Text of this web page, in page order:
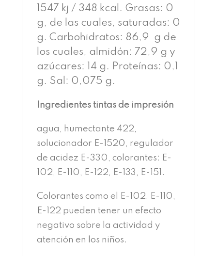
1547 kj / 348 kcal. Grasas: 0
g, de las cuales, saturadas: 0
g. Carbohidratos: 86,9 g de
los cuales, almidón: 72,9 g y
azúcares: 14 g. Proteínas: 0,1
g. Sal: 0,075 g.
Ingredientes tintas de impresión
agua, humectante 422,
solucionador E-1520, regulador
de acidez E-330, colorantes: E-
102, E-110, E-122, E-133, E-151.
Colorantes como el E-102, E-110,
E-122 pueden tener un efecto
negativo sobre la actividad y
atención en los niños.